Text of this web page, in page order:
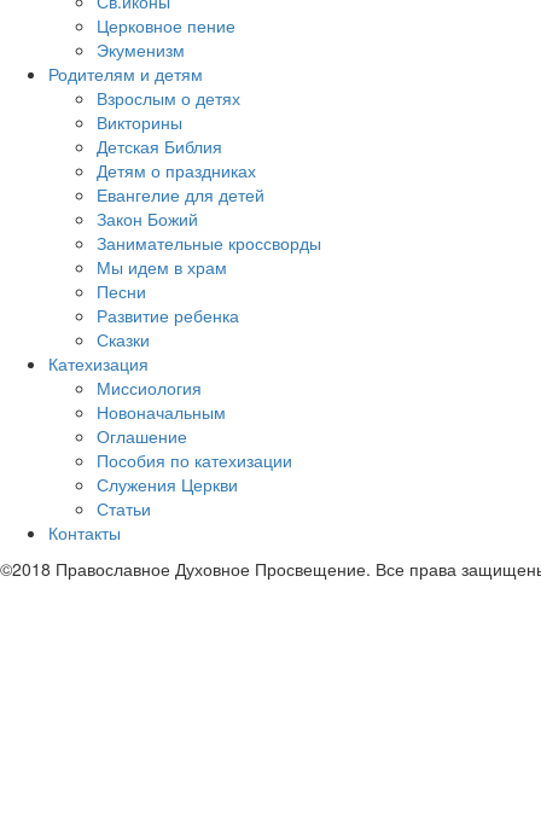
Церковное пение
Экуменизм
Родителям и детям
Взрослым о детях
Викторины
Детская Библия
Детям о праздниках
Евангелие для детей
Закон Божий
Занимательные кроссворды
Мы идем в храм
Песни
Развитие ребенка
Сказки
Катехизация
Миссиология
Новоначальным
Оглашение
Пособия по катехизации
Служения Церкви
Статьи
Контакты
©2018 Православное Духовное Просвещение. Все права